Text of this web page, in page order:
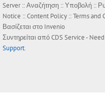
Server ::Αναζήτηση ::Υποβολή ::
Notice ::Content Policy ::Terms and
Βασίζεται στο Invenio
Συντηρείται απόCDS Service-
Support.